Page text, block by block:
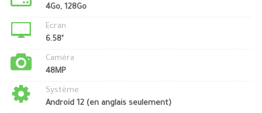
4Go, 128Go
Ecran
6.58"
Caméra
48MP
Système
Android 12 (en anglais seulement)